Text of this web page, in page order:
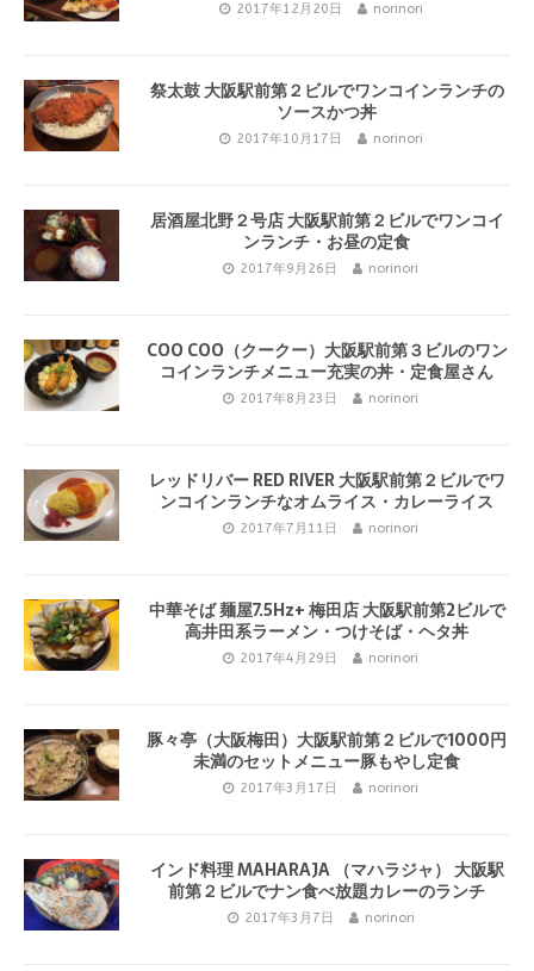
2017年12月20日 norinori
祭太鼓 大阪駅前第２ビルでワンコインランチの
ソースかつ丼
2017年10月17日 norinori
居酒屋北野２号店 大阪駅前第２ビルでワンコイ
ンランチ・お昼の定食
2017年9月26日 norinori
COO COO（クークー）大阪駅前第３ビルのワン
コインランチメニュー充実の丼・定食屋さん
2017年8月23日 norinori
レッドリバー RED RIVER 大阪駅前第２ビルでワ
ンコインランチなオムライス・カレーライス
2017年7月11日 norinori
中華そば 麺屋7.5Hz+ 梅田店 大阪駅前第2ビルで
高井田系ラーメン・つけそば・ヘタ丼
2017年4月29日 norinori
豚々亭（大阪梅田）大阪駅前第２ビルで1000円
未満のセットメニュー豚もやし定食
2017年3月17日 norinori
インド料理 MAHARAJA （マハラジャ） 大阪駅
前第２ビルでナン食べ放題カレーのランチ
2017年3月7日 norinori